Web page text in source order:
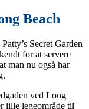
Beach
Secret Garden
for at servere
man nu også har
ved Long
lille legeområde til